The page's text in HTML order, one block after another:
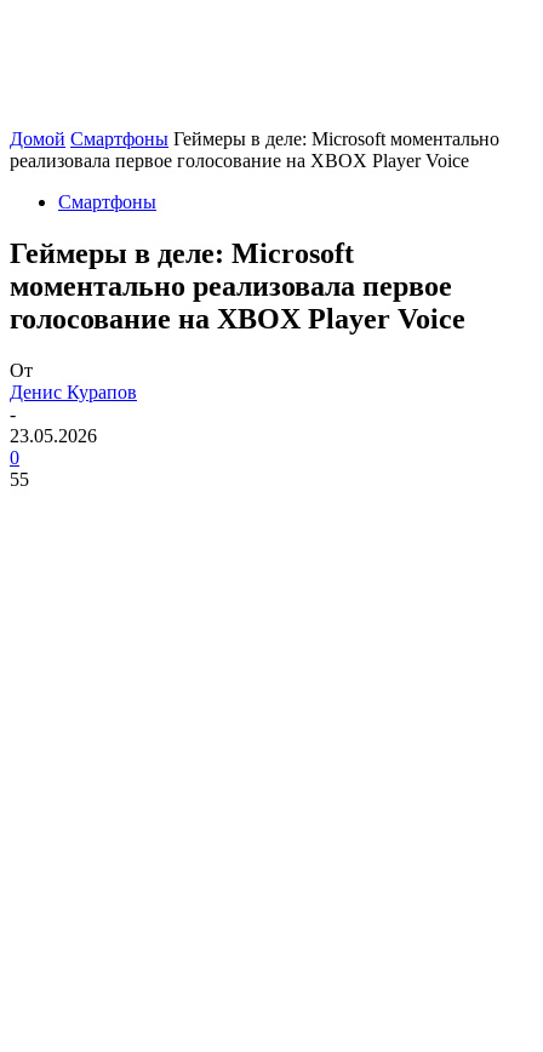
Домой Смартфоны Геймеры в деле: Microsoft моментально
реализовала первое голосование на XBOX Player Voice
Смартфоны
Геймеры в деле: Microsoft
моментально реализовала первое
голосование на XBOX Player Voice
От
Денис Курапов
-
23.05.2026
0
55